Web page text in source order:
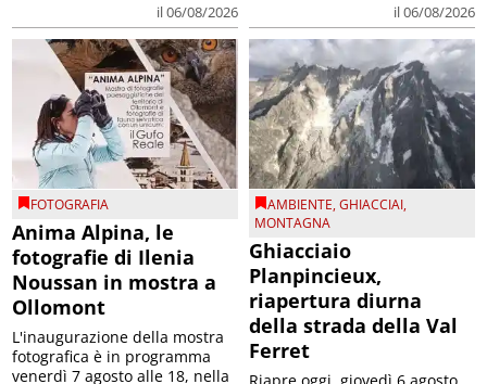
il 06/08/2026 il 06/08/2026
FOTOGRAFIA
Anima Alpina, le
fotografie di Ilenia
Noussan in mostra a
Ollomont
L'inaugurazione della mostra
fotografica è in programma
venerdì 7 agosto alle 18, nella
AMBIENTE,GHIACCIAI,
MONTAGNA
Ghiacciaio
Planpincieux,
riapertura diurna
della strada della Val
Ferret